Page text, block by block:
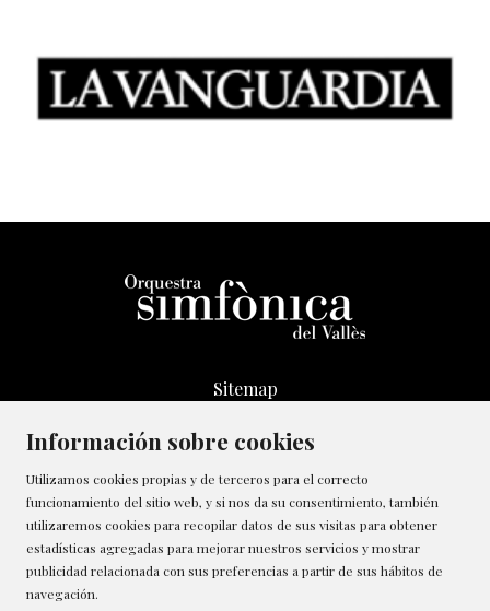
Sitemap
Transparencia
Canal de denúncias
Política de Cookies
Contactar
Gestionar cookies
Información sobre cookies
Utilizamos cookies propias y de terceros para el correcto
funcionamiento del sitio web, y si nos da su consentimiento, también
utilizaremos cookies para recopilar datos de sus visitas para obtener
estadísticas agregadas para mejorar nuestros servicios y mostrar
publicidad relacionada con sus preferencias a partir de sus hábitos de
navegación.